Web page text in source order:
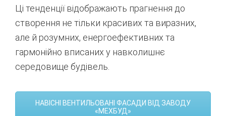
Ці тенденції відображають прагнення до
створення не тільки красивих та виразних,
але й розумних, енергоефективних та
гармонійно вписаних у навколишнє
середовище будівель.
НАВІСНІ ВЕНТИЛЬОВАНІ ФАСАДИ ВІД ЗАВОДУ
«МЕХБУД»